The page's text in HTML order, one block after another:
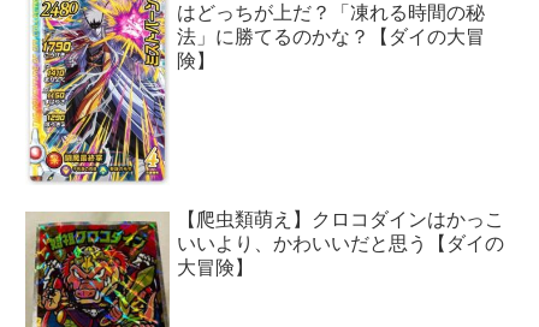
はどっちが上だ？「凍れる時間の秘
法」に勝てるのかな？【ダイの大冒
険】
【爬虫類萌え】クロコダインはかっこ
いいより、かわいいだと思う【ダイの
大冒険】